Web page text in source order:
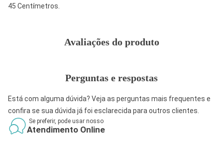
45 Centímetros.
Avaliações do produto
Perguntas e respostas
Está com alguma dúvida? Veja as perguntas mais frequentes e
confira se sua dúvida já foi esclarecida para outros clientes.
Se preferir, pode usar nosso
Atendimento Online